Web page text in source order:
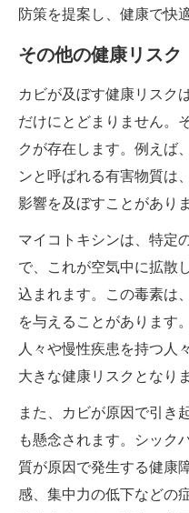
防策を提案し、健康で快
その他の健康リスク
カビが及ぼす健康リスク
だけにとどまりません。
クが存在します。例えば
ンと呼ばれる有害物質は
影響を及ぼすことがありま
マイコトキシンは、特定
で、これが空気中に拡散
込まれます。この毒素は
を与えることがあります
人々や慢性疾患を持つ人
大きな健康リスクとなり
また、カビが原因で引き
も懸念されます。シック
質が原因で発生する健康
感、集中力の低下などの